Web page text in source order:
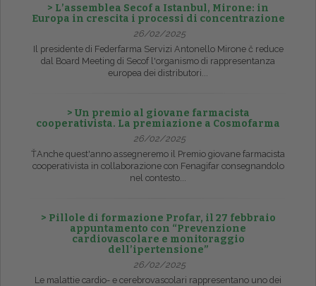
> L’assemblea Secof a Istanbul, Mirone: in
Europa in crescita i processi di concentrazione
26/02/2025
Il presidente di Federfarma Servizi Antonello Mirone č reduce
dal Board Meeting di Secof l'organismo di rappresentanza
europea dei distributori...
> Un premio al giovane farmacista
cooperativista. La premiazione a Cosmofarma
26/02/2025
ŤAnche quest'anno assegneremo il Premio giovane farmacista
cooperativista in collaborazione con Fenagifar consegnandolo
nel contesto...
> Pillole di formazione Profar, il 27 febbraio
appuntamento con “Prevenzione
cardiovascolare e monitoraggio
dell’ipertensione”
26/02/2025
Le malattie cardio- e cerebrovascolari rappresentano uno dei